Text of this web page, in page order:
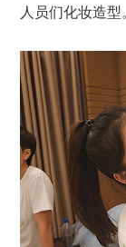
人员们化妆造型